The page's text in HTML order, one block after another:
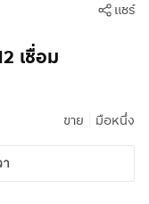
แชร์
เชื่อม
ขาย มือหนึ่ง